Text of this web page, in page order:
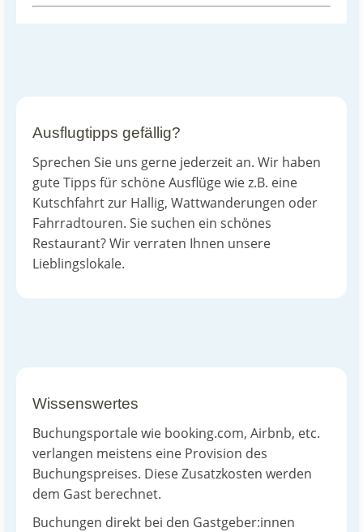
Ausflugtipps gefällig?
Sprechen Sie uns gerne jederzeit an. Wir haben
gute Tipps für schöne Ausflüge wie z.B. eine
Kutschfahrt zur Hallig, Wattwanderungen oder
Fahrradtouren. Sie suchen ein schönes
Restaurant? Wir verraten Ihnen unsere
Lieblingslokale.
Wissenswertes
Buchungsportale wie booking.com, Airbnb, etc.
verlangen meistens eine Provision des
Buchungspreises. Diese Zusatzkosten werden
dem Gast berechnet.
Buchungen direkt bei den Gastgeber:innen